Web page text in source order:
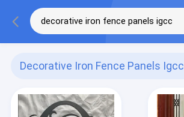
Decorative Iron Fence Panels Igcc